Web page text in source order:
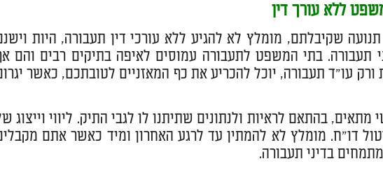
ללא עורך דין
שקיבלתם, מומלץ לא להגיע ללא עורכי דין תעבורה, היות
תעבורה. בתי המשפט לתעבורה עמוסים לאיפה בתיקים רבים והם
עו"ד תעבורה, יוכל להכריע את כף המאזניים לטובתכם, כאשר
בהתאם לראיות ולנתונים שתיתנו לו לגבי התיק. ליווי וייצוג
דו"ח. מומלץ לא להמתין עד לרגע האחרון ומיד כאשר אתם
בדיני תעבורה.